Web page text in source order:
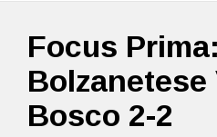
Focus Prima:
Bolzanetese
Bosco 2-2